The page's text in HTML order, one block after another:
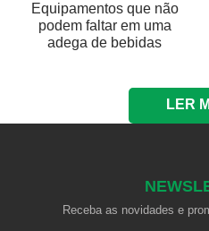
Equipamentos que não
podem faltar em uma
adega de bebidas
LER
Receba as novidades e